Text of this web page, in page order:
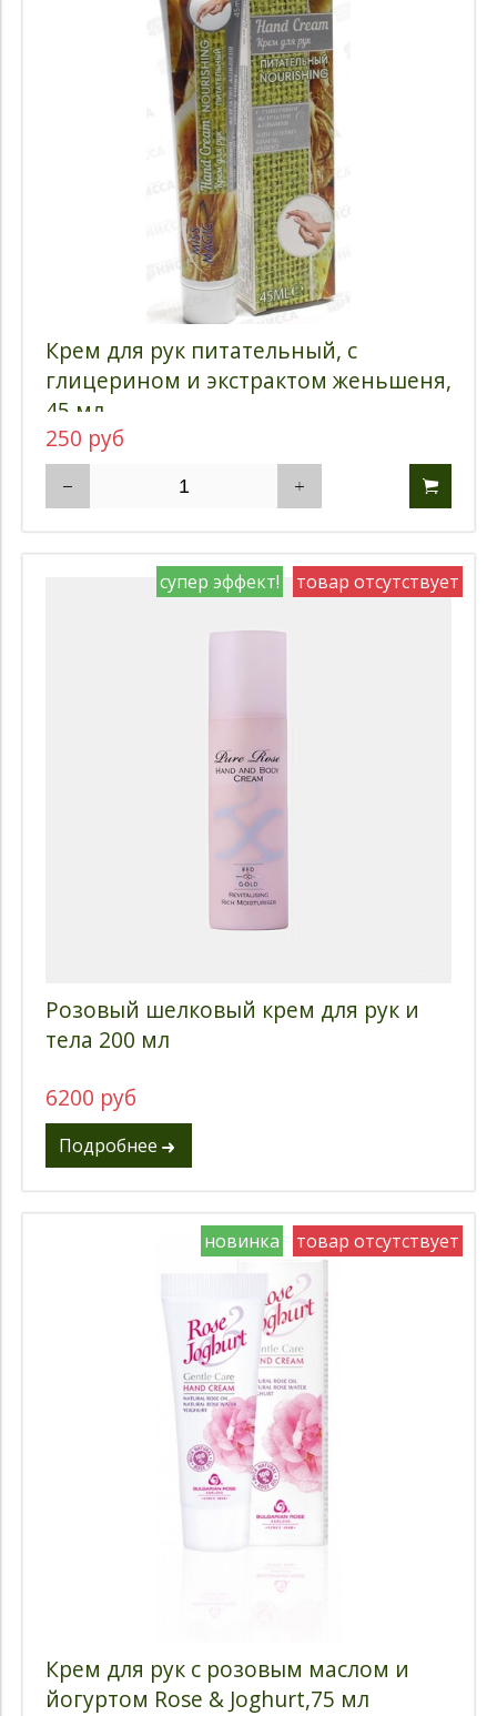
Крем для рук питательный, с
глицерином и экстрактом женьшеня,
45 мл
250 руб
супер эффект! товар отсутствует
Розовый шелковый крем для рук и
тела 200 мл
6200 руб
Подробнее
новинка товар отсутствует
Крем для рук с розовым маслом и
йогуртом Rose & Joghurt,75 мл